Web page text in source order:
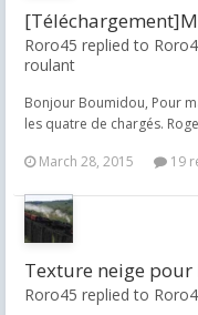
Roro45 replied to
roulant
Bonjour Boumidou, Pour
les quatre de chargés.
March 28, 2015
19
Texture neige pour
Roro45 replied to